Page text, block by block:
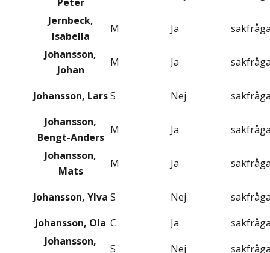
Jernbeck,
Isabella
M Ja
Johansson,
Johan
M Ja
Johansson, LarsS Nej
Johansson,
Bengt-Anders
M Ja
Johansson,
Mats
M Ja
Johansson, Ylva S Nej
Johansson, Ola C Ja
Johansson,
S Nej